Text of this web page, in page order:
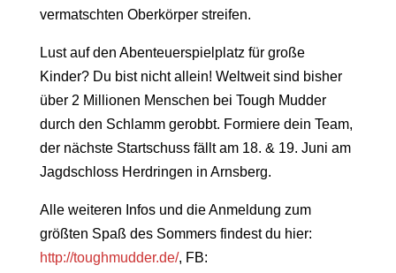
vermatschten Oberkörper streifen.
Lust auf den Abenteuerspielplatz für große
Kinder? Du bist nicht allein! Weltweit sind bisher
über 2 Millionen Menschen bei Tough Mudder
durch den Schlamm gerobbt. Formiere dein Team,
der nächste Startschuss fällt am 18. & 19. Juni am
Jagdschloss Herdringen in Arnsberg.
Alle weiteren Infos und die Anmeldung zum
größten Spaß des Sommers findest du hier:
http://toughmudder.de/, FB: